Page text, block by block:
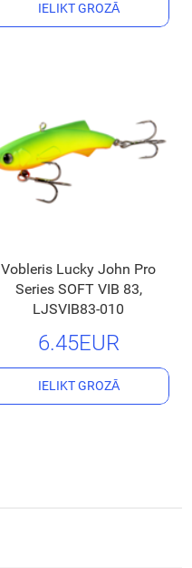
IELIKT GROZĀ
Vobleris Lucky John Pro
Series SOFT VIB 83,
LJSVIB83-010
6.45EUR
IELIKT GROZĀ